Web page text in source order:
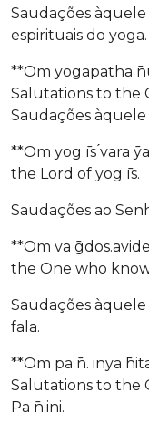
Saudações
espirituais do yoga.
**Om yogapatha
Salutations to the
Saudações
**Om yog ̄ıs ́vara
the Lord of yog ̄ıs.
Saudações ao
**Om va
the One who
Saudações
fala.
**Om pa ̄n. inya
Salutations to the
Pa ̄n.ini.